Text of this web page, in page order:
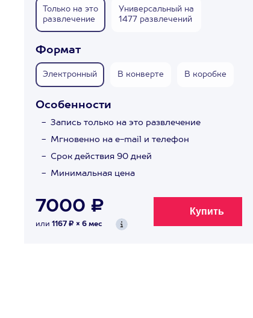
Только на это
развлечение
Универсальный на
1477 развлечений
Формат
Электронный В конверте В коробке
Особенности
Запись только на это развлечение
Мгновенно на e-mail и телефон
Срок действия 90 дней
Минимальная цена
7000 ₽
или 1167 ₽ × 6 мес